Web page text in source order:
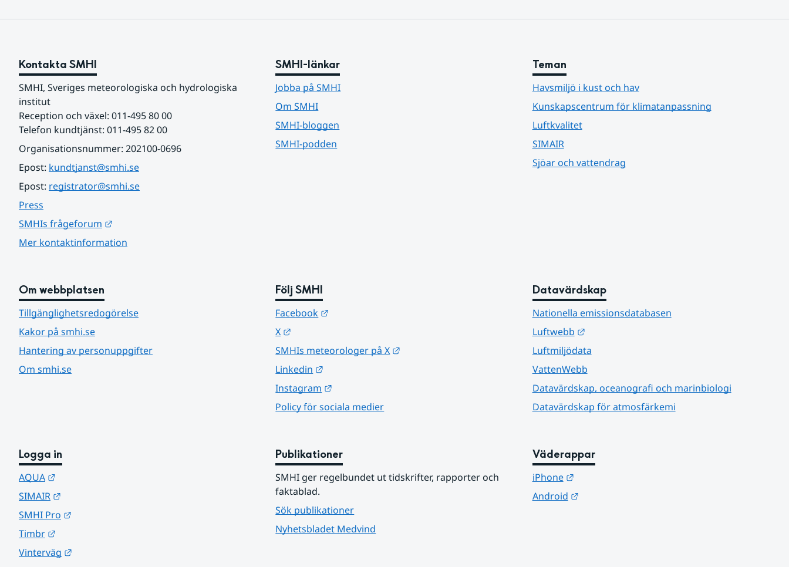
Kontakta SMHI
SMHI, Sveriges meteorologiska och hydrologiska
institut
Reception och växel: 011-495 80 00
Telefon kundtjänst: 011-495 82 00
Organisationsnummer: 202100-0696
Epost: kundtjanst@smhi.se
Epost: registrator@smhi.se
Press
SMHIs frågeforum
Mer kontaktinformation
SMHI-länkar
Jobba på SMHI
Om SMHI
SMHI-bloggen
SMHI-podden
Teman
Havsmiljö i kust och hav
Kunskapscentrum för klimatanpassning
Luftkvalitet
SIMAIR
Sjöar och vattendrag
Om webbplatsen
Tillgänglighetsredogörelse
Kakor på smhi.se
Hantering av personuppgifter
Om smhi.se
Följ SMHI
Facebook
X
SMHIs meteorologer på X
Linkedin
Instagram
Policy för sociala medier
Datavärdskap
Nationella emissionsdatabasen
Luftwebb
Länk till annan webbplats.
Luftmiljödata
VattenWebb
Datavärdskap, oceanografi och marinbiologi
Datavärdskap för atmosfärkemi
Logga in
AQUA
SIMAIR
SMHI Pro
Timbr
Vinterväg
Publikationer
SMHI ger regelbundet ut tidskrifter, rapporter och
faktablad.
Sök publikationer
Nyhetsbladet Medvind
Väderappar
iPhone
Länk till annan webbplats.
Android
Länk till annan webbplats.